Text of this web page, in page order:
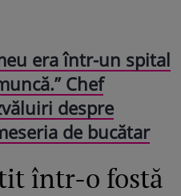
era într-un spital
Chef
despre
de bucătar
într-o fostă